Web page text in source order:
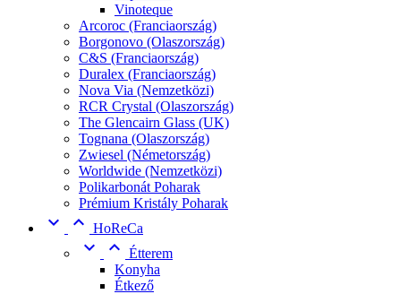
Vinoteque
Arcoroc (Franciaország)
Borgonovo (Olaszország)
C&S (Franciaország)
Duralex (Franciaország)
Nova Via (Nemzetközi)
RCR Crystal (Olaszország)
The Glencairn Glass (UK)
Tognana (Olaszország)
Zwiesel (Németország)
Worldwide (Nemzetközi)
Polikarbonát Poharak
Prémium Kristály Poharak
  HoReCa
  Étterem
Konyha
Étkező